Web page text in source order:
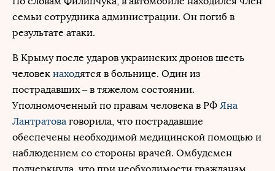
семьи сотрудника администрации. Он погиб в
результате атаки.
В Крыму после ударов украинских дронов шесть
человек находятся в больнице. Один из
пострадавших – в тяжелом состоянии.
Уполномоченный по правам человека в РФ Яна
Лантратова говорила, что пострадавшие
обеспечены необходимой медицинской помощью и
наблюдением со стороны врачей. Омбудсмен